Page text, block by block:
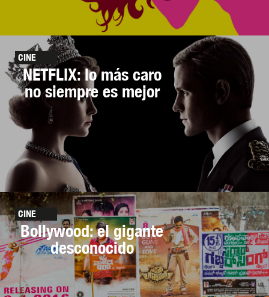
CINE
NETFLIX: lo más caro
no siempre es mejor
CINE
Bollywood: el gigante
desconocido